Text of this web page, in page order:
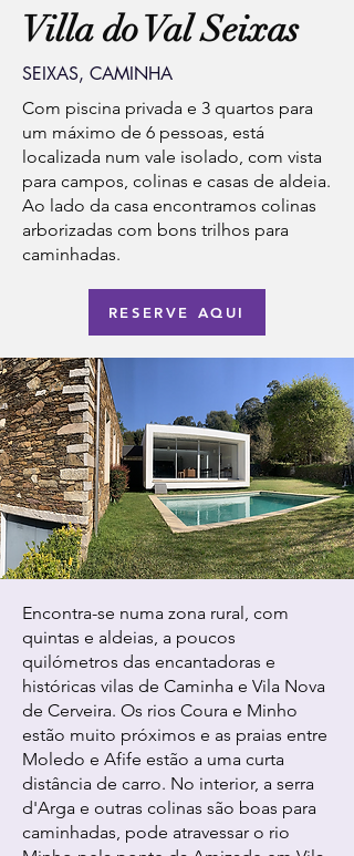
Villa do Val Seixas
SEIXAS, CAMINHA
Com piscina privada e 3 quartos para
um máximo de 6 pessoas, está
localizada num vale isolado, com vista
para campos, colinas e casas de aldeia.
Ao lado da casa encontramos colinas
arborizadas com bons trilhos para
caminhadas.
RESERVE AQUI
Encontra-se numa zona rural, com
quintas e aldeias, a poucos
quilómetros das encantadoras e
históricas vilas de Caminha e Vila Nova
de Cerveira. Os rios Coura e Minho
estão muito próximos e as praias entre
Moledo e Afife estão a uma curta
distância de carro. No interior, a serra
d'Arga e outras colinas são boas para
caminhadas, pode atravessar o rio